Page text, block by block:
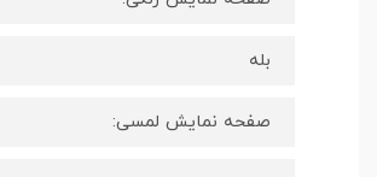
بله
صفحه نمایش لمسی: